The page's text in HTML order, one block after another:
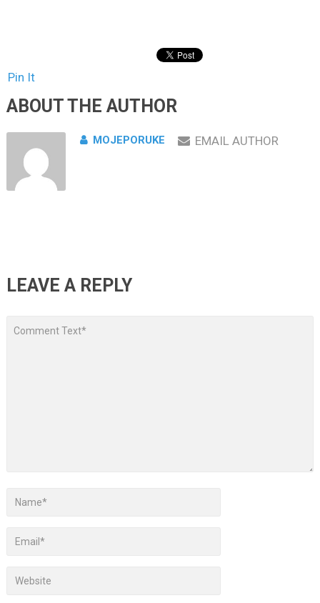
Pin It
ABOUT THE AUTHOR
MOJEPORUKE EMAIL AUTHOR
LEAVE A REPLY